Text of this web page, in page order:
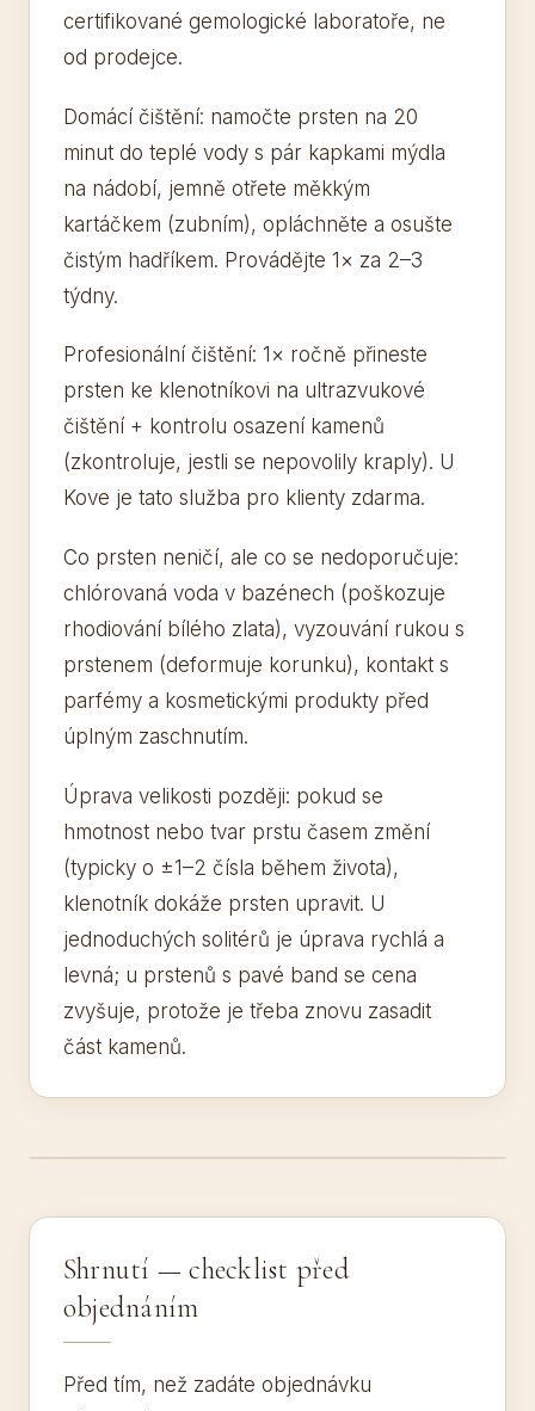
certifikované gemologické laboratoře, ne
od prodejce.
Domácí čištění: namočte prsten na 20
minut do teplé vody s pár kapkami mýdla
na nádobí, jemně otřete měkkým
kartáčkem (zubním), opláchněte a osušte
čistým hadříkem. Provádějte 1× za 2–3
týdny.
Profesionální čištění: 1× ročně přineste
prsten ke klenotníkovi na ultrazvukové
čištění + kontrolu osazení kamenů
(zkontroluje, jestli se nepovolily kraply). U
Kove je tato služba pro klienty zdarma.
Co prsten neničí, ale co se nedoporučuje:
chlórovaná voda v bazénech (poškozuje
rhodiování bílého zlata), vyzouvání rukou s
prstenem (deformuje korunku), kontakt s
parfémy a kosmetickými produkty před
úplným zaschnutím.
Úprava velikosti později: pokud se
hmotnost nebo tvar prstu časem změní
(typicky o ±1–2 čísla během života),
klenotník dokáže prsten upravit. U
jednoduchých solitérů je úprava rychlá a
levná; u prstenů s pavé band se cena
zvyšuje, protože je třeba znovu zasadit
část kamenů.
Shrnutí — checklist před
objednáním
Před tím, než zadáte objednávku